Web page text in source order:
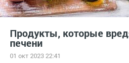
Продукты, которые
печени
01 окт 2023 22:41